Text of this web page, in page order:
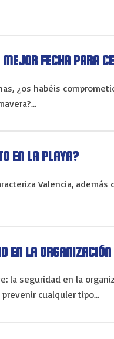
FECHA PARA
¿os habéis
EN LA PLAYA?
Valencia, además
EN LA ORGANIZACIÓN
la seguridad en la
cualquier tipo…